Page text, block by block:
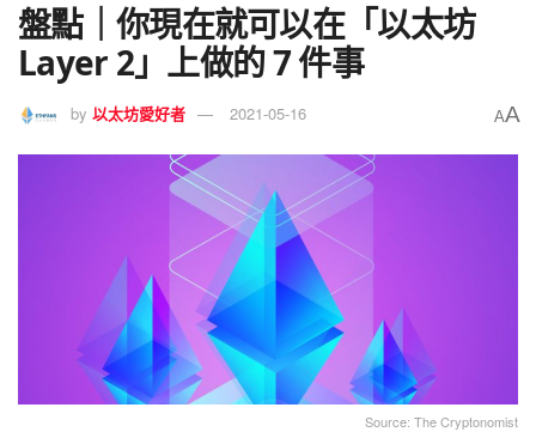
盤點｜你現在就可以在「以太坊
Layer 2」上做的 7 件事
by 以太坊愛好者 2021-05-16 AA
Source: The Cryptonomist